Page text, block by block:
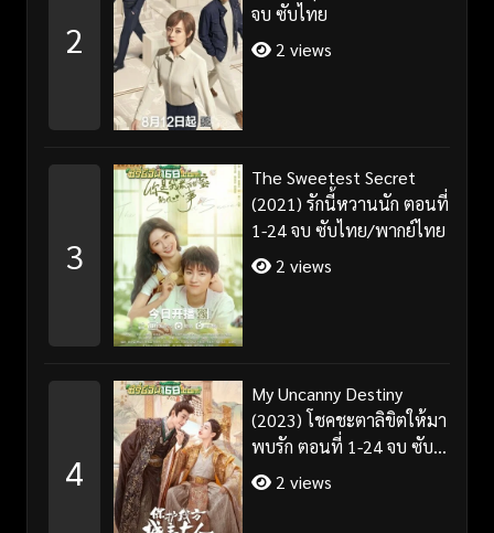
2
จบ ซับไทย
2 views
3
The Sweetest Secret
(2021) รักนี้หวานนัก ตอนที่
1-24 จบ ซับไทย/พากย์ไทย
2 views
4
My Uncanny Destiny
(2023) โชคชะตาลิขิตให้มา
พบรัก ตอนที่ 1-24 จบ ซับ
ไทย/พากย์ไทย
2 views